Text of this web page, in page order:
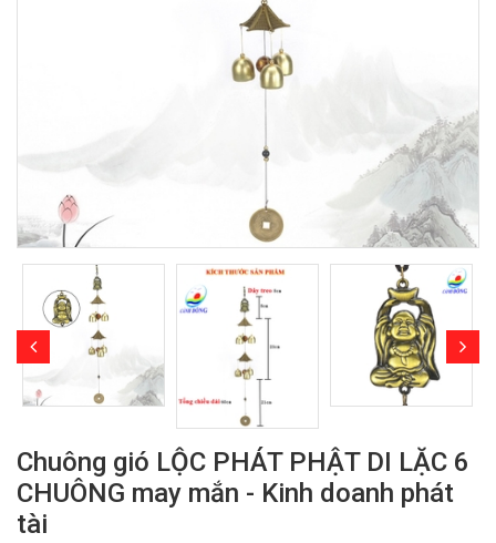
Chuông gió LỘC PHÁT PHẬT DI LẶC 6
CHUÔNG may mắn - Kinh doanh phát
tài